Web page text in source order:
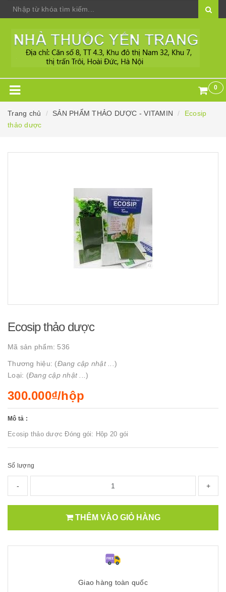
0
Trang chủ SẢN PHẨM THẢO DƯỢC - VITAMIN
Ecosip
thảo dược
Ecosip thảo dược
Mã sản phẩm: 536
Thương hiệu: (Đang cập nhật ... )
Loại: (Đang cập nhật ... )
300.000₫/hộp
Mô tả :
Ecosip thảo dược Đóng gói: Hộp 20 gói
Số lượng
- +
THÊM VÀO GIỎ HÀNG
Giao hàng toàn quốc